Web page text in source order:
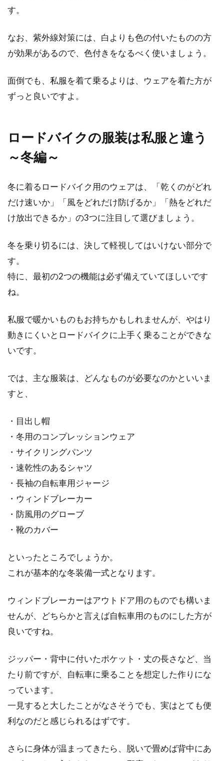
った方で...
自転車に乗る子供にヘルメットが必
ースの約6割が頭部の損傷であり、その内の6割
がヘル...
自転車のペダル部分のがたつき、原
因は何？
る、そんな時はありませんか。自転車のハンド
ってどうなってるの？
す。
なお、紫外線対策には、白よりも色の付いたものの方
が効果があるので、色付きをなるべく使いましょう。
面倒でも、私服を着て乗るよりは、ウェアを着た方が
ずっと良いですよ。
ロードバイクの服装は私服と違う
～冬編～
冬に着るロードバイク用のウェアは、「乾くのがどれ
だけ速いか」「風をどれだけ防げるか」「熱をどれだ
け放出できるか」の3つに注目して選びましょう。
冬を乗り切るには、決して軽視してはいけない部分で
す。
特に、最初の2つの機能は必ず備えていてほしいです
ね。
私服で暖かいものもお持ちかもしれませんが、やはり
動きにくいとロードバイクに上手く乗ることができな
いです。
では、主な服装は、どんなものが必要なのかといいま
すと、
・目出し帽
・冬用のコンプレッションウェア
・サイクリングパンツ
・速乾性のあるシャツ
・長袖の自転車用ジャージ
・ウィンドブレーカー
・防風用のグローブ
・靴のカバー
といったところでしょうか。
これが基本的な冬装備一式となります。
ウィンドブレーカーはアウトドア用のものでも構いま
せんが、どちらかと言えば自転車用のものにした方が
良いですね。
ジッパー・背中に付いたポケット・丈の長さなど、当
たり前ですが、自転車に乗ることを想定した作りにな
っています。
一見すると大したことがなさそうでも、実はとても便
利なのだと感じられるはずです。
さらに身体が温まってきたら、脱いで畳めば背中にあ